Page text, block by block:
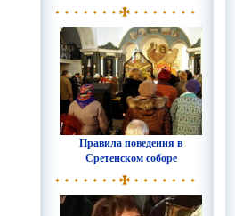
Правила поведения в
Сретенском соборе